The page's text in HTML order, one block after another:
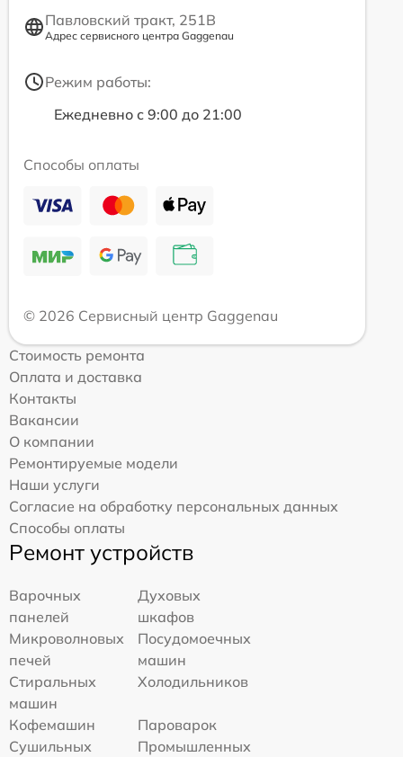
Павловский тракт, 251В
Адрес сервисного центра Gaggenau
Режим работы:
Ежедневно с 9:00 до 21:00
Способы оплаты
© 2026 Сервисный центр Gaggenau
Стоимость ремонта
Оплата и доставка
Контакты
Вакансии
О компании
Ремонтируемые модели
Наши услуги
Согласие на обработку персональных данных
Способы оплаты
Ремонт устройств
Варочных
панелей
Духовых
шкафов
Микроволновых
печей
Посудомоечных
машин
Стиральных
машин
Холодильников
Кофемашин
Пароварок
Сушильных
Промышленных